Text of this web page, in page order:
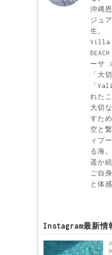
沖縄
ジュ
生。
Villa
ーサ
「大
「
れた
大切
すた
空と
ィプ
る海。
遥か
ご自
と体
Instagram最新情